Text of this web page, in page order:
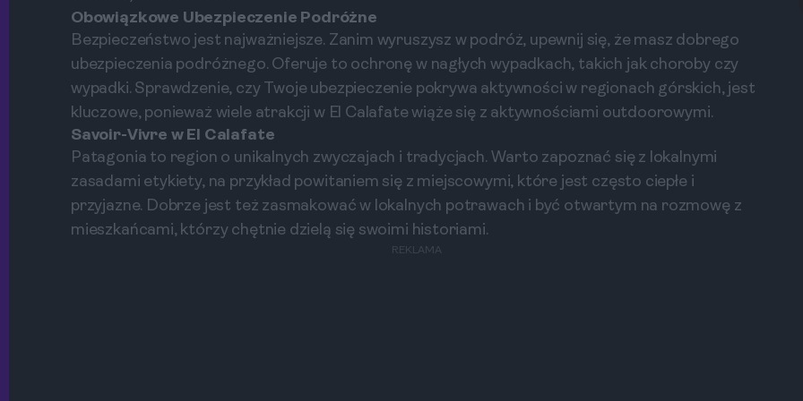
Obowiązkowe Ubezpieczenie Podróżne
Bezpieczeństwo jest najważniejsze. Zanim wyruszysz w podróż, upewnij się, że masz dobrego
ubezpieczenia podróżnego. Oferuje to ochronę w nagłych wypadkach, takich jak choroby czy
wypadki. Sprawdzenie, czy Twoje ubezpieczenie pokrywa aktywności w regionach górskich, jest
kluczowe, ponieważ wiele atrakcji w El Calafate wiąże się z aktywnościami outdoorowymi.
Savoir-Vivre w El Calafate
Patagonia to region o unikalnych zwyczajach i tradycjach. Warto zapoznać się z lokalnymi
zasadami etykiety, na przykład powitaniem się z miejscowymi, które jest często ciepłe i
przyjazne. Dobrze jest też zasmakować w lokalnych potrawach i być otwartym na rozmowę z
mieszkańcami, którzy chętnie dzielą się swoimi historiami.
REKLAMA